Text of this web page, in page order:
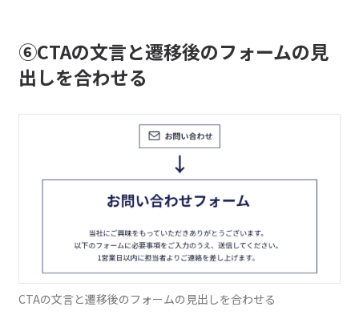
⑥CTAの文言と遷移後のフォームの見
出しを合わせる
CTAの文言と遷移後のフォームの見出しを合わせる